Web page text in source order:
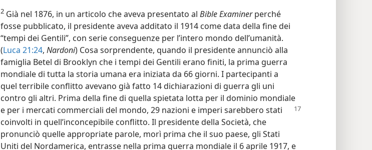
2 Già nel 1876, in un articolo che aveva presentato al Bible Examinerperché
fosse pubblicato, il presidente aveva additato il 1914 come data della fine dei
“tempi dei Gentili”, con serie conseguenze per l’intero mondo dell’umanità.
(Luca 21:24, Nardoni) Cosa sorprendente, quando il presidente annunciò alla
famiglia Betel di Brooklyn che i tempi dei Gentili erano finiti, la prima guerra
mondiale di tutta la storia umana era iniziata da 66 giorni. I partecipanti a
quel terribile conflitto avevano già fatto 14 dichiarazioni di guerra gli uni
contro gli altri. Prima della fine di quella spietata lotta per il dominio mondiale
e per i mercati commerciali del mondo, 29 nazioni e imperi sarebbero stati
coinvolti in quell’inconcepibile conflitto. Il presidente della Società, che
pronunciò quelle appropriate parole, morì prima che il suo paese, gli Stati
Uniti del Nordamerica, entrasse nella prima guerra mondiale il 6 aprile 1917, e